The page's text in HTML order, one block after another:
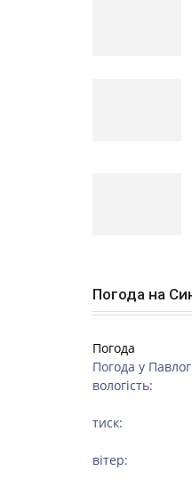
Погода на
Погода
Погода у
вологість:
тиск:
вітер: